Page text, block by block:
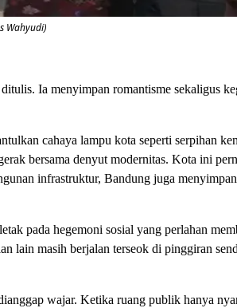
Wahyudi)
Ia menyimpan romantisme sekaligus
cahaya lampu kota seperti serpihan
bersama denyut modernitas. Kota ini
infrastruktur, Bandung juga
pada hegemoni sosial yang perlahan
lain masih berjalan terseok di pinggiran
wajar. Ketika ruang publik hanya